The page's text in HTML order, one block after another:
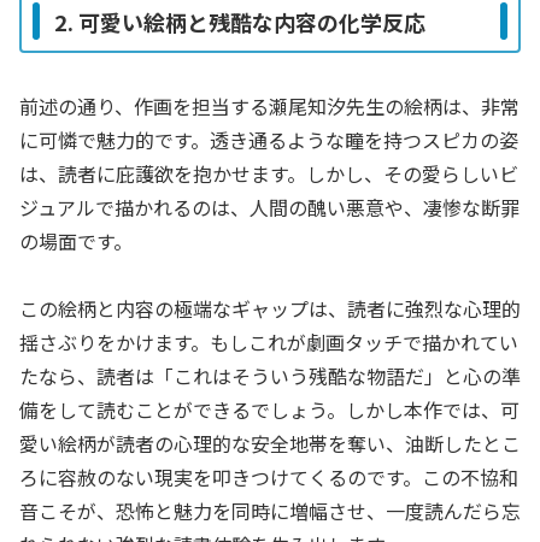
2. 可愛い絵柄と残酷な内容の化学反応
前述の通り、作画を担当する瀬尾知汐先生の絵柄は、非常
に可憐で魅力的です。透き通るような瞳を持つスピカの姿
は、読者に庇護欲を抱かせます。しかし、その愛らしいビ
ジュアルで描かれるのは、人間の醜い悪意や、凄惨な断罪
の場面です。
この絵柄と内容の極端なギャップは、読者に強烈な心理的
揺さぶりをかけます。もしこれが劇画タッチで描かれてい
たなら、読者は「これはそういう残酷な物語だ」と心の準
備をして読むことができるでしょう。しかし本作では、可
愛い絵柄が読者の心理的な安全地帯を奪い、油断したとこ
ろに容赦のない現実を叩きつけてくるのです。この不協和
音こそが、恐怖と魅力を同時に増幅させ、一度読んだら忘